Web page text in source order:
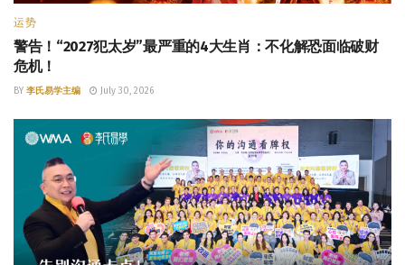
运势
警告！“2027犯太岁”最严重的4大生肖：不化解恐面临破财
危机！
BY 李氏易学主编 July 30, 2026